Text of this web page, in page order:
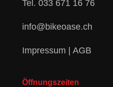
Tel. 033 671 16 76
info@bikeoase.ch
Impressum AGB
Öffnungszeiten